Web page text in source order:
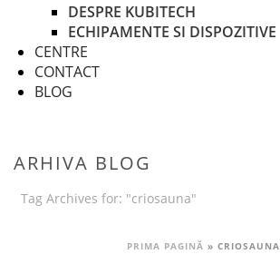
DESPRE KUBITECH
ECHIPAMENTE SI DISPOZITIVE
CENTRE
CONTACT
BLOG
ARHIVA BLOG
Tag Archives for: "criosauna"
PRIMA PAGINĂ » CRIOSAUNA